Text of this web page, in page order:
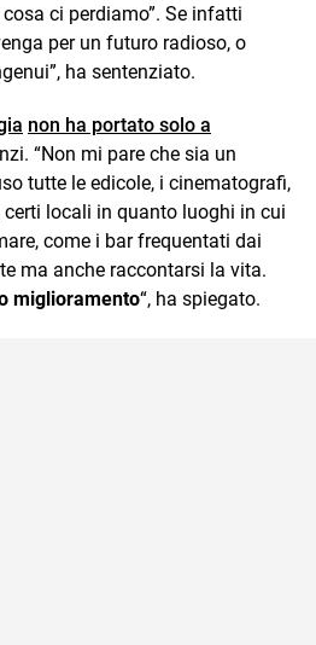
ci perdiamo”. Se infatti
per un futuro radioso, o
ha sentenziato.
non ha portato solo a
“Non mi pare che sia un
tutte le edicole, i cinematografi,
locali in quanto luoghi in cui
come i bar frequentati dai
ma anche raccontarsi la vita.
miglioramento“, ha spiegato.